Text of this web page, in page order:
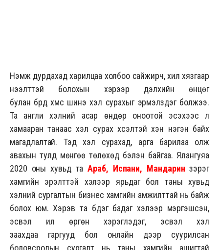
Нэмж дурдахад харилцаа холбоо сайжирч, хил хязгаар
нээлттэй болохын хэрээр дэлхийн өнцөг
булан бүрд хүмүүс шинэ хэл сурахыг эрмэлздэг болжээ.
Та англи хэлний асар өндөр оноотой эсэхээс үл
хамааран танаас хэл сурах хүсэлтэй хэн нэгэн байх
магадлалтай. Тэд хэл сурахад, арга барилаа олж
авахын тулд мөнгөө төлөхөд бэлэн байгаа. Ялангуяа
2020 оны хувьд таАраб, Испани, Мандарин зэрэг
хамгийн эрэлттэй хэлээр ярьдаг бол таны хувьд
хэлний сургалтын бизнес хамгийн амжилттай нь байж
болох юм. Хэрэв та бүдэг бадаг хэлээр мэргэшсэн,
эсвэл илүү өргөн хэрэглэдэг, эсвэл хэл
заахдаа гаргууд бол онлайн дээр суурилсан
боловсролын сургалт нь таны хамгийн ашигтай